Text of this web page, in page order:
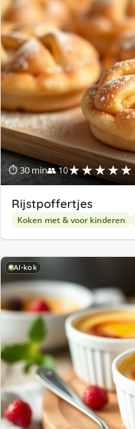
⏱ 30 min👥 10★★★★★
Rijstpoffertjes
Koken met & voor kinderen
AI-kok